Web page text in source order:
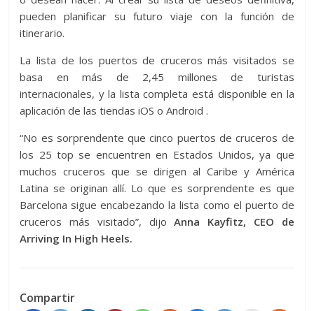
pueden planificar su futuro viaje con la función de
itinerario.
La lista de los puertos de cruceros más visitados se
basa en más de 2,45 millones de turistas
internacionales, y la lista completa está disponible en la
aplicación de las tiendas iOS o Android .
“No es sorprendente que cinco puertos de cruceros de
los 25 top se encuentren en Estados Unidos, ya que
muchos cruceros que se dirigen al Caribe y América
Latina se originan allí. Lo que es sorprendente es que
Barcelona sigue encabezando la lista como el puerto de
cruceros más visitado”, dijoAnna Kayfitz, CEO de
Arriving In High Heels.
Compartir